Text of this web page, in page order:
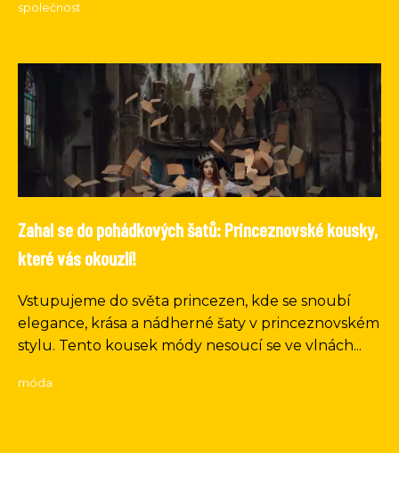
společnost
Zahal se do pohádkových šatů: Princeznovské kousky,
které vás okouzlí!
Vstupujeme do světa princezen, kde se snoubí
elegance, krása a nádherné šaty v princeznovském
stylu. Tento kousek módy nesoucí se ve vlnách...
móda